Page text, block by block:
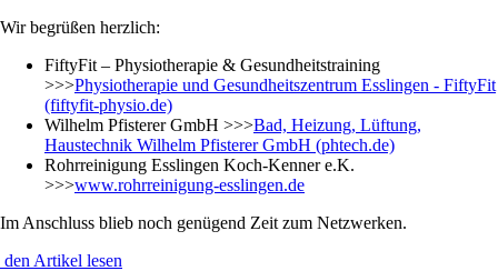
Wir begrüßen herzlich:
FiftyFit – Physiotherapie & Gesundheitstraining
>>>Physiotherapie und Gesundheitszentrum Esslingen - FiftyFit
(fiftyfit-physio.de)
Wilhelm Pfisterer GmbH >>>Bad, Heizung, Lüftung,
Haustechnik Wilhelm Pfisterer GmbH (phtech.de)
Rohrreinigung Esslingen Koch-Kenner e.K.
>>>www.rohrreinigung-esslingen.de
Im Anschluss blieb noch genügend Zeit zum Netzwerken.
den Artikel lesen